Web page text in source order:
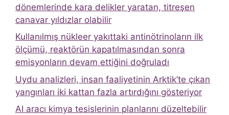
dönemlerinde kara delikler yaratan, titreşen
canavar yıldızlar olabilir
Kullanılmış nükleer yakıttaki antinötrinoların ilk
ölçümü, reaktörün kapatılmasından sonra
emisyonların devam ettiğini doğruladı
Uydu analizleri, insan faaliyetinin Arktik’te çıkan
yangınları iki kattan fazla artırdığını gösteriyor
AI aracı kimya tesislerinin planlarını düzeltebilir